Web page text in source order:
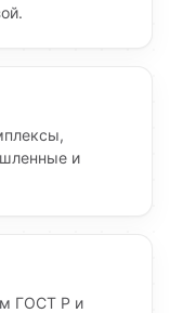
и
ГОСТ Р и